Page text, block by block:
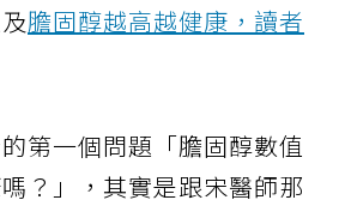
膽固醇越高越健康，讀者
第一個問題「膽固醇數值
？」，其實是跟宋醫師那